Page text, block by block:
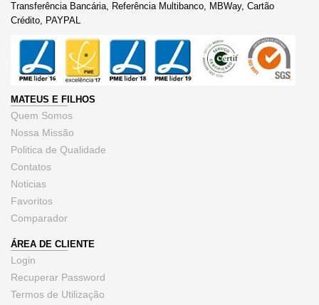
Transferência Bancária, Referência Multibanco, MBWay, Cartão
Crédito, PAYPAL
MATEUS E FILHOS
Quem Somos
Nossa Missão
Politica de Qualidade
Contatos
Noticias
Favoritos
Comparador
ÁREA DE CLIENTE
Login
Recuperar Password
Termos de Utilização